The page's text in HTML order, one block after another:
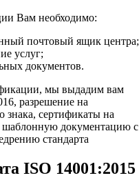
Вам необходимо:
почтовый ящик центра;
услуг;
документов.
мы выдадим вам
разрешение на
знака, сертификаты на
шаблонную документацию с
стандарта
ISO 14001:2015